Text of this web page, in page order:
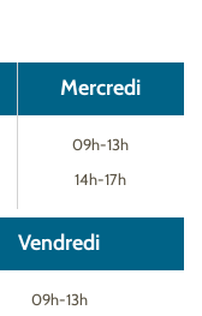
Mercredi
09h-13h
14h-17h
Vendredi
09h-13h